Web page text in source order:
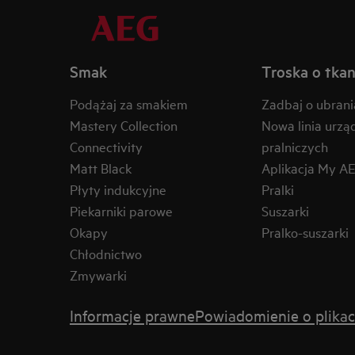
Smak
Podążaj za smakiem
Mastery Collection
Connectivity
Matt Black
Płyty indukcyjne
Piekarniki parowe
Okapy
Chłodnictwo
Zmywarki
Troska o
Zadbaj o
Nowa linia
pralniczych
Aplikacja My
Pralki
Suszarki
Pralko-suszarki
Informacje prawnePowiadomienie o